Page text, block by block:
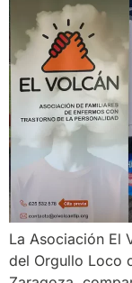
La Asociación El
del Orgullo Loco